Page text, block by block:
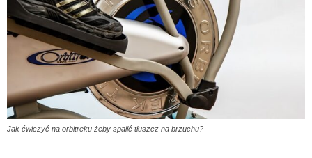
Jak ćwiczyć na orbitreku żeby spalić tłuszcz na brzuchu?